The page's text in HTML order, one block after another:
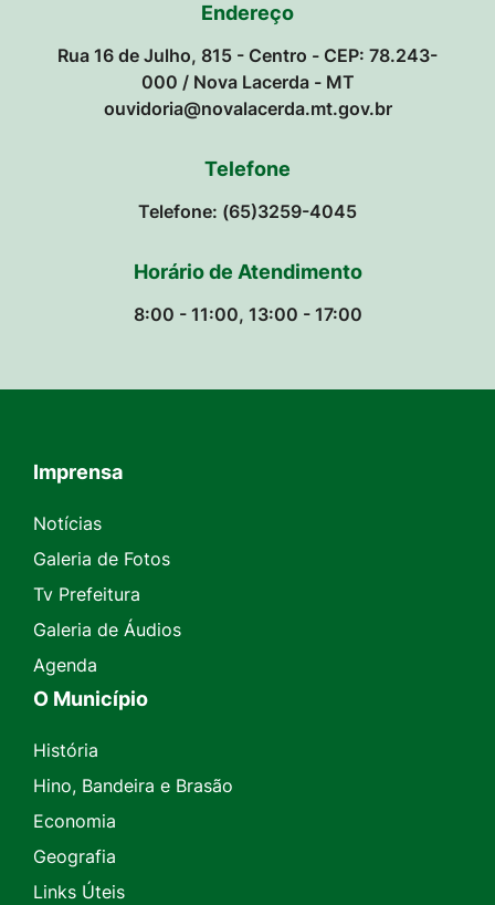
Endereço
Rua 16 de Julho, 815 - Centro - CEP: 78.243-
000 / Nova Lacerda - MT
ouvidoria@novalacerda.mt.gov.br
Telefone
Telefone: (65)3259-4045
Horário de Atendimento
8:00 - 11:00, 13:00 - 17:00
Seção do Rodapé e Contato
Imprensa
Notícias
Galeria de Fotos
Tv Prefeitura
Galeria de Áudios
Agenda
O Município
História
Hino, Bandeira e Brasão
Economia
Geografia
Links Úteis